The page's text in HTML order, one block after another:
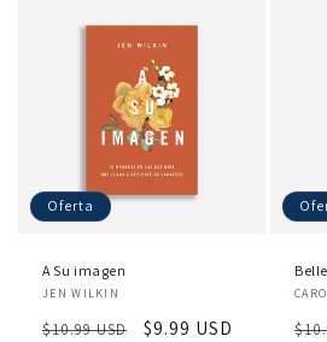
Oferta
A Su imagen
Proveedor:
JEN WILKIN
Precio
$10.99 USD
Precio
$9.99 USD